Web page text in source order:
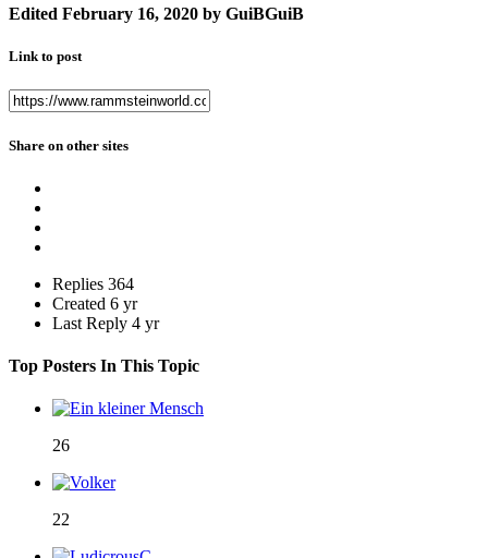
Edited February 16, 2020 by GuiBGuiB
Link to post
Share on other sites
Replies 364
Created 6 yr
Last Reply 4 yr
Top Posters In This Topic
26
22